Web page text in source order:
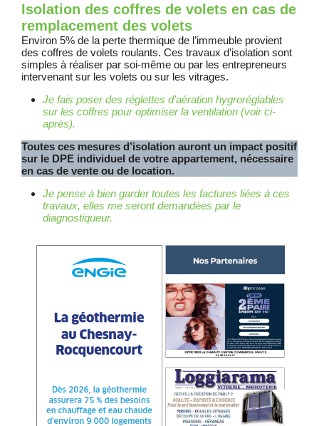
Isolation des coffres de volets en cas de
remplacement des volets
Environ 5% de la perte thermique de l’immeuble provient
des coffres de volets roulants. Ces travaux d’isolation sont
simples à réaliser par soi-même ou par les entrepreneurs
intervenant sur les volets ou sur les vitrages.
Je fais poser des réglettes d’aération hygroréglables
sur les coffres pour optimiser la ventilation (voir ci-
après).
Toutes ces mesures d’isolation auront un impact positif
sur le DPE individuel de votre appartement, nécessaire
en cas de vente ou de location.
Je pense à bien garder toutes les factures liées à ces
travaux, elles me seront demandées par le
diagnostiqueur.